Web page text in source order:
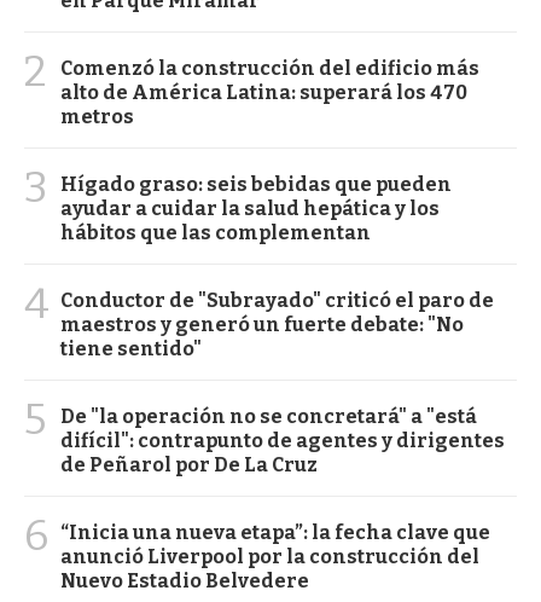
2
Comenzó la construcción del edificio más
alto de América Latina: superará los 470
metros
3
Hígado graso: seis bebidas que pueden
ayudar a cuidar la salud hepática y los
hábitos que las complementan
4 Conductor de "Subrayado" criticó el paro de
maestros y generó un fuerte debate: "No
tiene sentido"
5
De "la operación no se concretará" a "está
difícil": contrapunto de agentes y dirigentes
de Peñarol por De La Cruz
6
“Inicia una nueva etapa”: la fecha clave que
anunció Liverpool por la construcción del
Nuevo Estadio Belvedere